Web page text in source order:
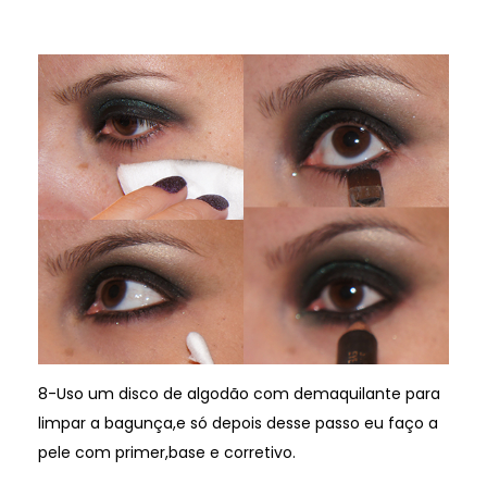
8-Uso um disco de algodão com demaquilante para
limpar a bagunça,e só depois desse passo eu faço a
pele com primer,base e corretivo.